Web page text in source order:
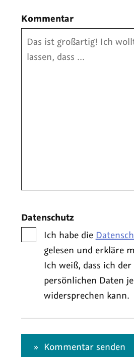
Kommentar
Datenschutz
Ich habe die
gelesen und erkläre
Ich weiß, dass ich
persönlichen Daten
widersprechen kann.
Kommentar senden